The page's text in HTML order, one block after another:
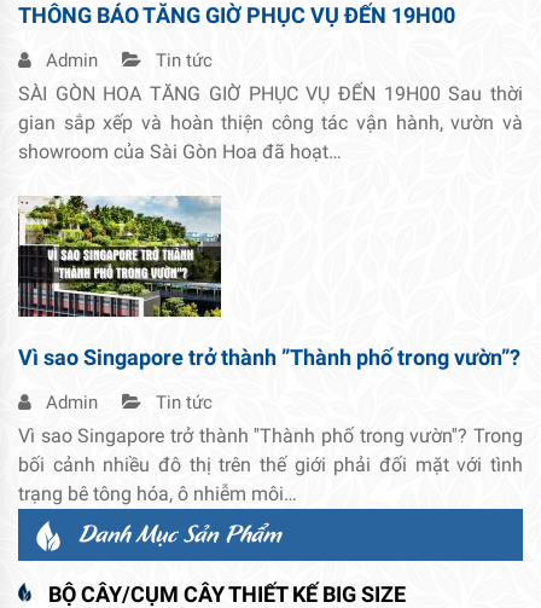
THÔNG BÁO TĂNG GIỜ PHỤC VỤ ĐẾN 19H00
Admin Tin tức
SÀI GÒN HOA TĂNG GIỜ PHỤC VỤ ĐẾN 19H00 Sau thời
gian sắp xếp và hoàn thiện công tác vận hành, vườn và
showroom của Sài Gòn Hoa đã hoạt…
Vì sao Singapore trở thành ”Thành phố trong vườn”?
Admin Tin tức
Vì sao Singapore trở thành ''Thành phố trong vườn''? Trong
bối cảnh nhiều đô thị trên thế giới phải đối mặt với tình
trạng bê tông hóa, ô nhiễm môi…
Danh Mục Sản Phẩm
BỘ CÂY/CỤM CÂY THIẾT KẾ BIG SIZE